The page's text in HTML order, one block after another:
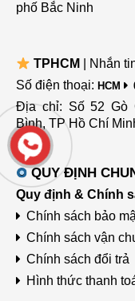
phố Bắc Ninh
TPHCM
| Nhắn
Số điện thoại: HCM
Địa chỉ: Số 52 Gò
Bình, TP Hồ Chí
QUY ĐỊNH
Quy định & Chính
Chính sách bảo
Chính sách vận
Chính sách đổi trả
Hình thức thanh